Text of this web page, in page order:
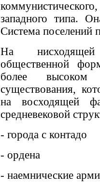
западного типа.
Система поселений
На нисходящей
общественной
более
существования,
на восходящей
средневековой
- города с контадо
- ордена
- наемнические